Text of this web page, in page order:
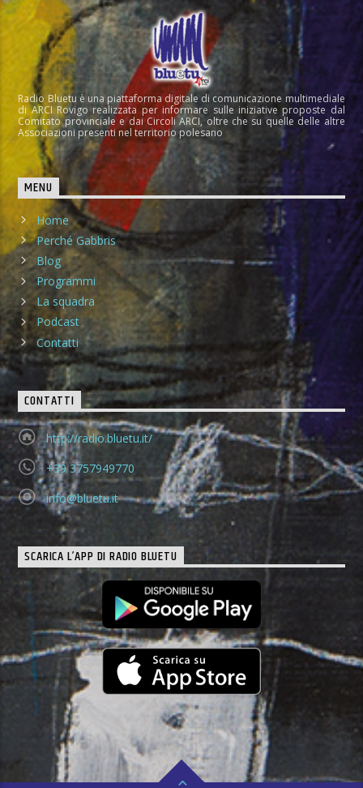
Radio Bluetu è una piattaforma digitale di comunicazione multimediale
di ARCI Rovigo realizzata per informare sulle iniziative proposte dal
Comitato provinciale e dai Circoli ARCI, oltre che su quelle delle altre
Associazioni presenti nel territorio polesano
MENU
Home
Perché Gabbris
Blog
Programmi
La squadra
Podcast
Contatti
CONTATTI
http://radio.bluetu.it/
+39 3757949770
info@bluetu.it
SCARICA L’APP DI RADIO BLUETU